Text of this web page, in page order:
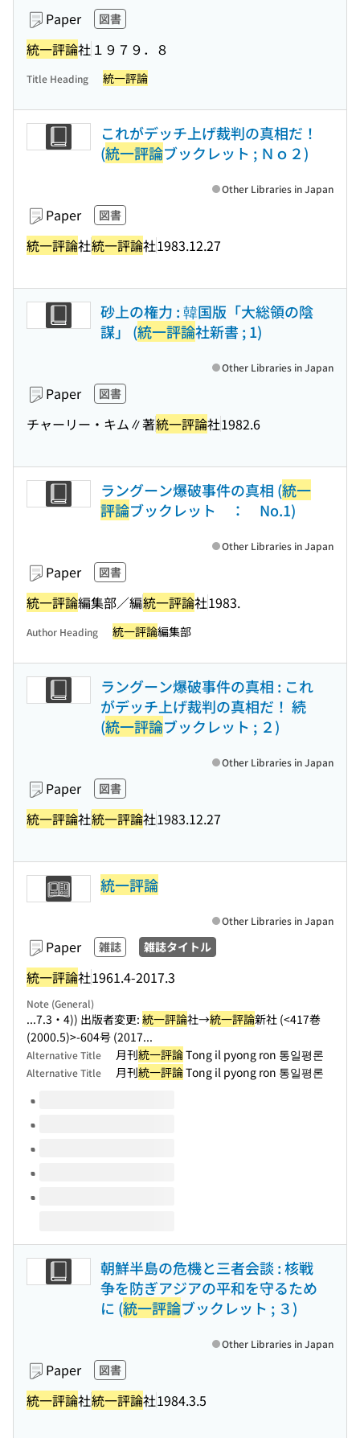
Paper 図書
統一評論社 １９７９．８
Title Heading 統一評論
これがデッチ上げ裁判の真相だ！
(統一評論ブックレット ; Ｎｏ２)
Paper 図書
統一評論社統一評論社1983.12.27
Other Libraries in Japan
砂上の権力 : 韓国版「大総領の陰
謀」 (統一評論社新書 ; 1)
Paper 図書
チャーリー・キム∥著統一評論社1982.6
Other Libraries in Japan
ラングーン爆破事件の真相 (統一
評論ブックレット ： No.1)
Paper 図書
統一評論編集部／編統一評論社1983.
Other Libraries in Japan
Author Heading 統一評論編集部
ラングーン爆破事件の真相 : これ
がデッチ上げ裁判の真相だ！ 続
(統一評論ブックレット ; ２)
Paper 図書
統一評論社統一評論社1983.12.27
Other Libraries in Japan
統一評論
Paper 雑誌 雑誌タイトル
統一評論社1961.4-2017.3
Other Libraries in Japan
Note (General)
...7.3・4)) 出版者変更: 統一評論社→統一評論新社 (<417巻
(2000.5)>-604号 (2017...
Alternative Title 月刊統一評論Tong il pyong ron 통일평론
Alternative Title 月刊統一評論Tong il pyong ron 통일평론
Volumes of this title
朝鮮半島の危機と三者会談 : 核戦
争を防ぎアジアの平和を守るため
に (統一評論ブックレット ; ３)
Paper 図書
統一評論社統一評論社1984.3.5
Other Libraries in Japan